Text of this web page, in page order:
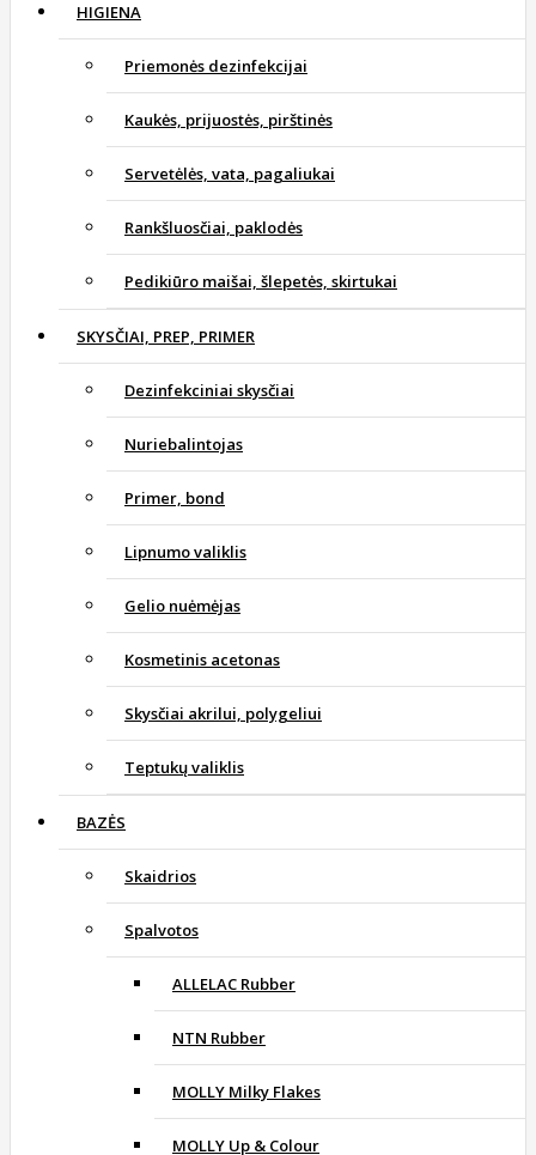
HIGIENA
Priemonės dezinfekcijai
Kaukės, prijuostės, pirštinės
Servetėlės, vata, pagaliukai
Rankšluosčiai, paklodės
Pedikiūro maišai, šlepetės, skirtukai
SKYSČIAI, PREP, PRIMER
Dezinfekciniai skysčiai
Nuriebalintojas
Primer, bond
Lipnumo valiklis
Gelio nuėmėjas
Kosmetinis acetonas
Skysčiai akrilui, polygeliui
Teptukų valiklis
BAZĖS
Skaidrios
Spalvotos
ALLELAC Rubber
NTN Rubber
MOLLY Milky Flakes
MOLLY Up & Colour